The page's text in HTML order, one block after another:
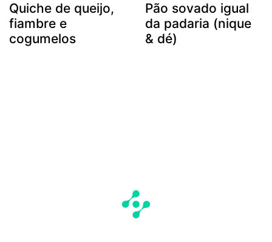
Quiche de queijo,
fiambre e
cogumelos
Pão sovado igual
da padaria (nique
& dé)